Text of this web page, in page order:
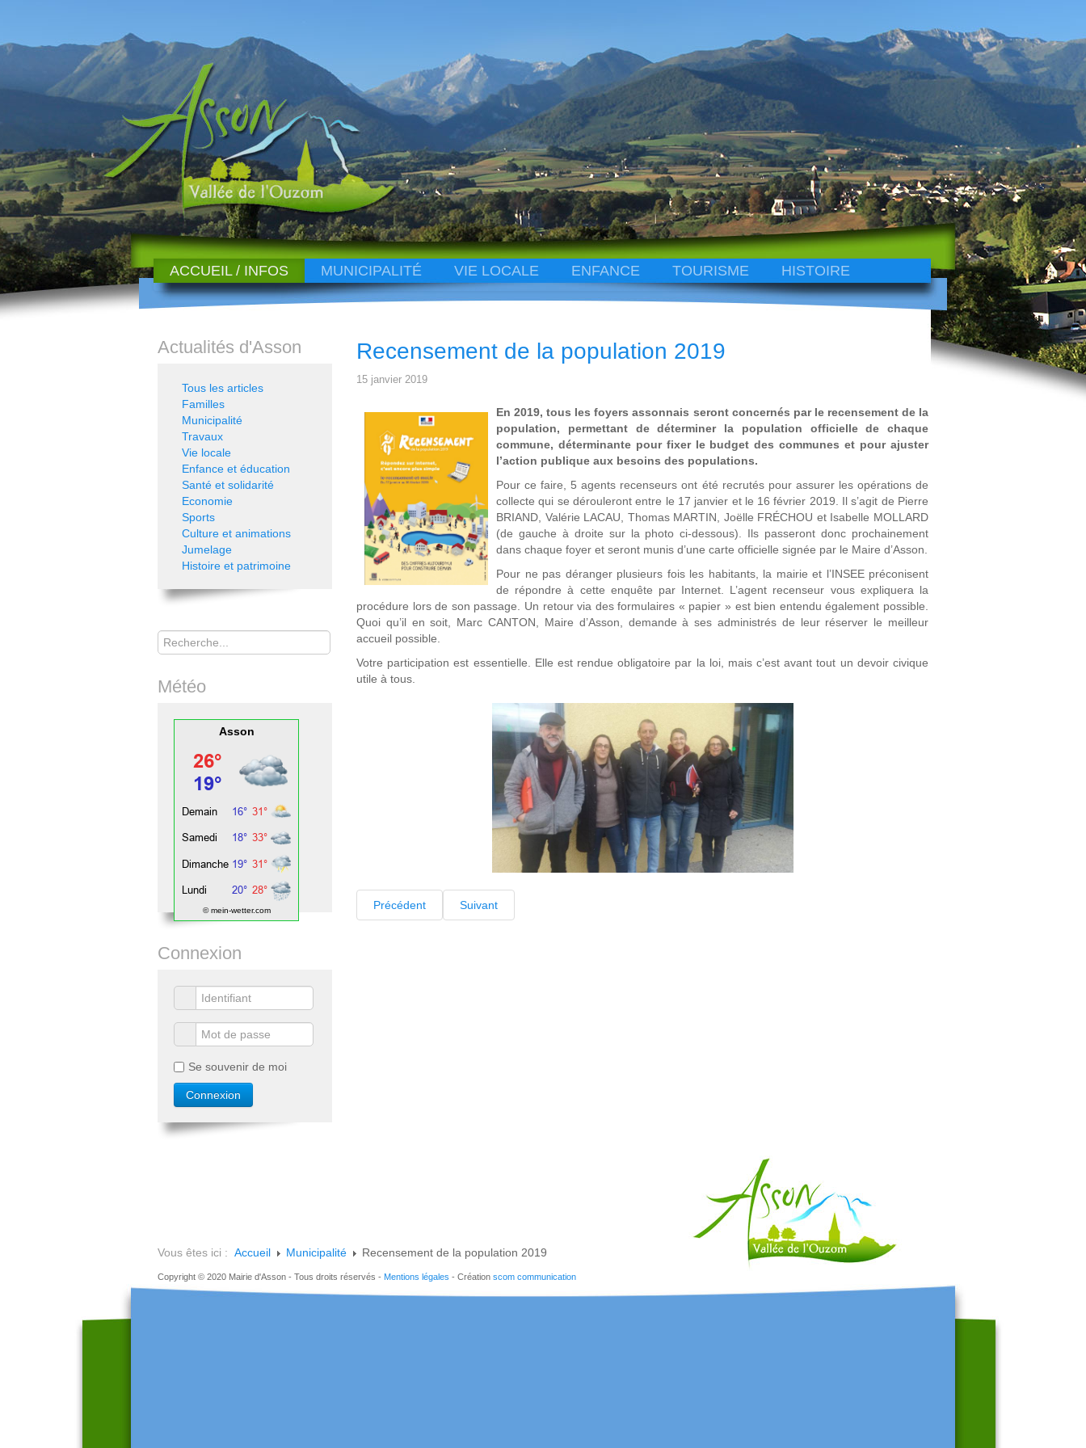
ACCUEIL / INFOS MUNICIPALITÉ VIE LOCALE ENFANCE TOURISME HISTOIRE
Recensement de la population 2019
15 janvier 2019
En 2019, tous les foyers assonnais seront concernés par le recensement de la
population, permettant de déterminer la population officielle de chaque
commune, déterminante pour fixer le budget des communes et pour ajuster
l’action publique aux besoins des populations.
Pour ce faire, 5 agents recenseurs ont été recrutés pour assurer les opérations de
collecte qui se dérouleront entre le 17 janvier et le 16 février 2019. Il s’agit de Pierre
BRIAND, Valérie LACAU, Thomas MARTIN, Joëlle FRÉCHOU et Isabelle MOLLARD
(de gauche à droite sur la photo ci-dessous). Ils passeront donc prochainement
dans chaque foyer et seront munis d’une carte officielle signée par le Maire d’Asson.
Pour ne pas déranger plusieurs fois les habitants, la mairie et l’INSEE préconisent
de répondre à cette enquête par Internet. L’agent recenseur vous expliquera la
procédure lors de son passage. Un retour via des formulaires « papier » est bien entendu également possible.
Quoi qu’il en soit, Marc CANTON, Maire d’Asson, demande à ses administrés de leur réserver le meilleur
accueil possible.
Votre participation est essentielle. Elle est rendue obligatoire par la loi, mais c’est avant tout un devoir civique
utile à tous.
Précédent Suivant
Actualités d'Asson
Tous les articles
Familles
Municipalité
Travaux
Vie locale
Enfance et éducation
Santé et solidarité
Economie
Sports
Culture et animations
Jumelage
Histoire et patrimoine
Rechercher
Météo
Asson
© mein-wetter.com
Connexion
Se souvenir de moi
Vous êtes ici : Accueil Municipalité Recensement de la population 2019
Copyright © 2020 Mairie d'Asson - Tous droits réservés - Mentions légales - Création scom communication